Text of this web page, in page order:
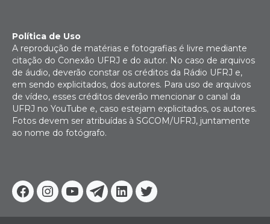
Facebook
Instagram
YoutubeTelegram
Linkedin
Twitter
Política de Uso
A reprodução de matérias e fotografias é livre mediante
citação do Conexão UFRJ e do autor. No caso de arquivos
de áudio, deverão constar os créditos da Rádio UFRJ e,
em sendo explicitados, dos autores. Para uso de arquivos
de vídeo, esses créditos deverão mencionar o canal da
UFRJ no YouTube e, caso estejam explicitados, os autores.
Fotos devem ser atribuídas à SGCOM/UFRJ, juntamente
ao nome do fotógrafo.